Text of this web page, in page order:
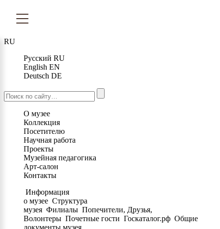
RU
Русский RU
English EN
Deutsch DE
О музее
Коллекция
Посетителю
Научная работа
Проекты
Музейная педагогика
Арт-салон
Контакты
Информация
о музее Структура
музея Филиалы Попечители, Друзья,
Волонтеры Почетные гости Госкаталог.рф Общие
документы музея